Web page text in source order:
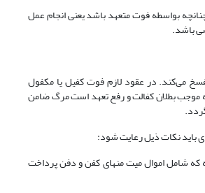
بواسطه فوت متعهد باشد یعنی انجام عمل
باشد.
می‌‌کند. در عقود لازم فوت کفیل یا مکفول
موجب بطلان کفالت و رفع تعهد است مرگ ضامن
باید نکات ذیل رعایت شود:
که شامل اموال میت منهای کفن و دفن پرداخت